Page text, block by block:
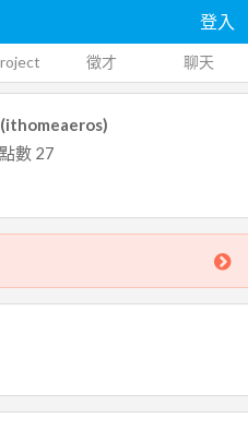
登入
徵才 聊天
(ithomeaeros)
數 27